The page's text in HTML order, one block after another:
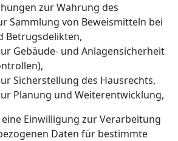
zur Wahrung des
Sammlung von Beweismitteln bei
Betrugsdelikten,
Gebäude- und Anlagensicherheit
Sicherstellung des Hausrechts,
Planung und Weiterentwicklung,
eine Einwilligung zur Verarbeitung
Daten für bestimmte